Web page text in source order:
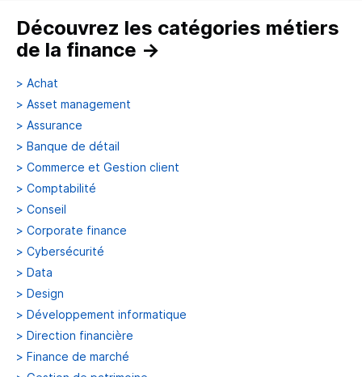
Découvrez les catégories métiers
de la finance →
> Achat
> Asset management
> Assurance
> Banque de détail
> Commerce et Gestion client
> Comptabilité
> Conseil
> Corporate finance
> Cybersécurité
> Data
> Design
> Développement informatique
> Direction financière
> Finance de marché